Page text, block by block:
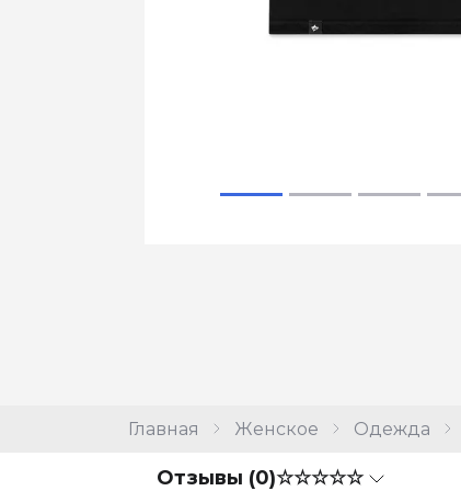
Главная Женское Одежда
Отзывы (0)☆☆☆☆☆